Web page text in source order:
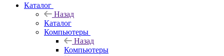
Каталог
Назад
Каталог
Компьютеры
Назад
Компьютеры